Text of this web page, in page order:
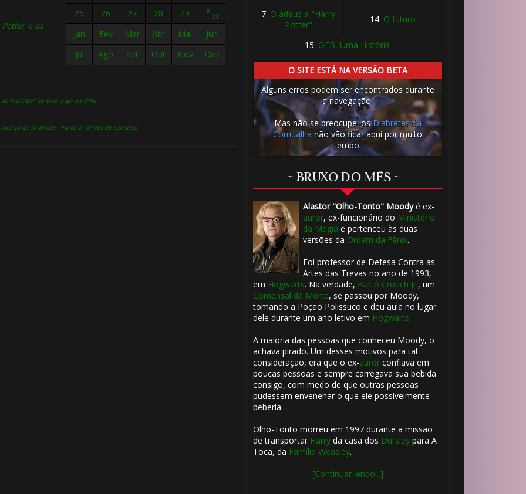
25
26 27 28 29 30
31
Jan Fev Mar Abr Mai
Jun
Jul
Ago Set Out Nov Dez
e as
Príncipe" ao vivo, aqui na OFB!
da Morte - Parte 2" direto de Londres!
7. O adeus a "Harry
Potter"
14. O futuro
15. OFB, Uma História
O SITE ESTÁ NA VERSÃO BETA
Alguns erros podem ser encontrados durante
a navegação.
Mas não se preocupe: osDiabretes da
Cornualha não vão ficar aqui por muito
tempo.
~ BRUXO DO MÊS ~
Alastor "Olho-Tonto" Moodyé ex-
auror, ex-funcionário do Ministério
da Magia e pertenceu às duas
versões da Ordem da Fênix.
Foi professor de Defesa Contra as
Artes das Trevas no ano de 1993,
em Hogwarts. Na verdade, Bartô Crouch Jr., um
Comensal da Morte, se passou por Moody,
tomando a Poção Polissuco e deu aula no lugar
dele durante um ano letivo em Hogwarts.
A maioria das pessoas que conheceu Moody, o
achava pirado. Um desses motivos para tal
consideração, era que o ex-aurorconfiava em
poucas pessoas e sempre carregava sua bebida
consigo, com medo de que outras pessoas
pudessem envenenar o que ele possivelmente
beberia.
Olho-Tonto morreu em 1997 durante a missão
de transportar Harryda casa dos Dursleypara A
Toca, da Família Weasley.
[Continuar lendo...]
🎈
🎂
🎂